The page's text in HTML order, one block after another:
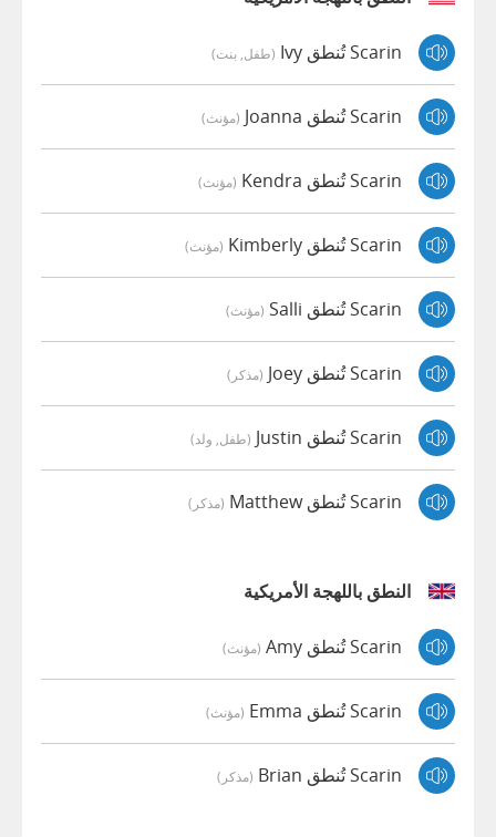
Scarin تُنطق Ivy (طفل, بنت)
Scarin تُنطق Joanna (مؤنث)
Scarin تُنطق Kendra (مؤنث)
Scarin تُنطق Kimberly (مؤنث)
Scarin تُنطق Salli (مؤنث)
Scarin تُنطق Joey (مذكر)
Scarin تُنطق Justin (طفل, ولد)
Scarin تُنطق Matthew (مذكر)
النطق باللهجة الأمريكية
Scarin تُنطق Amy (مؤنث)
Scarin تُنطق Emma (مؤنث)
Scarin تُنطق Brian (مذكر)